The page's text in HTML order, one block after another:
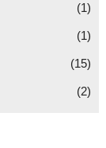
(1)
(1)
(15)
(2)